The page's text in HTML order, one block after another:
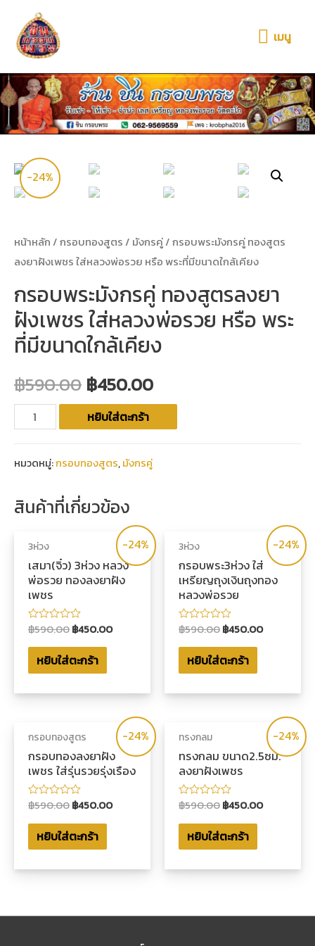
เมนู
-24%
หน้าหลัก /กรอบทองสูตร / มังกรคู่/ กรอบพระมังกรคู่ ทองสูตร
ลงยาฝังเพชร ใส่หลวงพ่อรวย หรือ พระที่มีขนาดใกล้เคียง
กรอบพระมังกรคู่ ทองสูตรลงยา
ฝังเพชร ใส่หลวงพ่อรวย หรือ พระ
ที่มีขนาดใกล้เคียง
฿590.00 ฿450.00
หยิบใส่ตะกร้า
หมวดหมู่:กรอบทองสูตร,มังกรคู่
สินค้าที่เกี่ยวข้อง
-24%
3ห่วง
เสมา(จิ๋ว) 3ห่วง หลวง
พ่อรวย ทองลงยาฝัง
เพชร
ให้
0
ตั้งแต่
5
฿590.00฿450.00
หยิบใส่ตะกร้า
-24%
3ห่วง
กรอบพระ3ห่วง ใส่
เหรียญถุงเงินถุงทอง
หลวงพ่อรวย
ให้
0
ตั้งแต่
5
฿590.00฿450.00
หยิบใส่ตะกร้า
-24%
กรอบทองสูตร
กรอบทองลงยาฝัง
เพชร ใส่รุ่นรวยรุ่งเรือง
ให้
0
ตั้งแต่
฿590.00฿450.00
หยิบใส่ตะกร้า
-24%
ทรงกลม
ทรงกลม ขนาด2.5ซม.
ลงยาฝังเพชร
ให้
0
ตั้งแต่
฿590.00฿450.00
หยิบใส่ตะกร้า